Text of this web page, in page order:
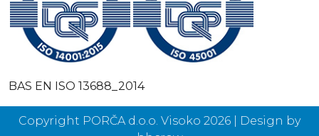
BAS EN ISO 13688_2014
Copyright PORČA d.o.o. Visoko 2026 | Design by